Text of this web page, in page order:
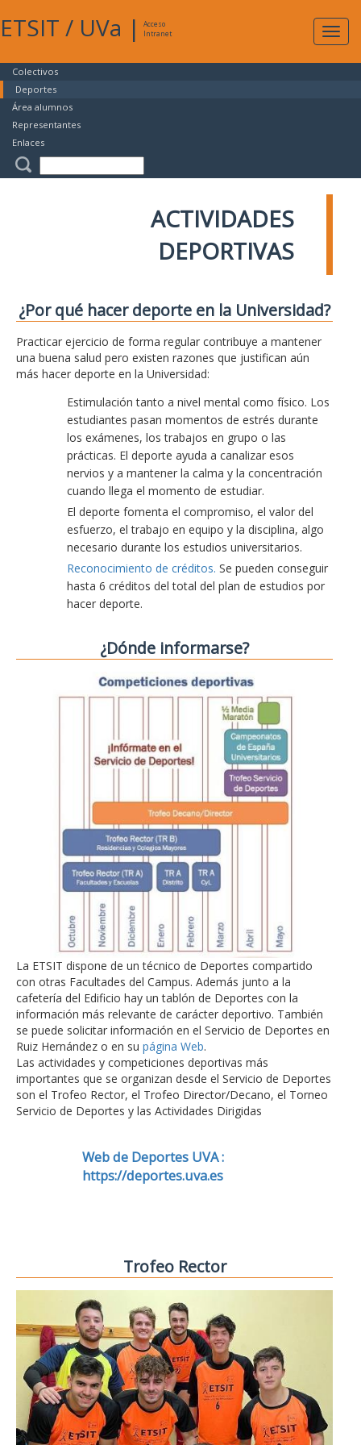
ETSIT / UVa |
Acceso
Intranet
Colectivos
Deportes
Área alumnos
Representantes
Enlaces
ACTIVIDADES
DEPORTIVAS
¿Por qué hacer deporte en la Universidad?
Practicar ejercicio de forma regular contribuye a mantener
una buena salud pero existen razones que justifican aún
más hacer deporte en la Universidad:
Estimulación tanto a nivel mental como físico. Los
estudiantes pasan momentos de estrés durante
los exámenes, los trabajos en grupo o las
prácticas. El deporte ayuda a canalizar esos
nervios y a mantener la calma y la concentración
cuando llega el momento de estudiar.
El deporte fomenta el compromiso, el valor del
esfuerzo, el trabajo en equipo y la disciplina, algo
necesario durante los estudios universitarios.
Reconocimiento de créditos. Se pueden conseguir
hasta 6 créditos del total del plan de estudios por
hacer deporte.
¿Dónde informarse?
La ETSIT dispone de un técnico de Deportes compartido
con otras Facultades del Campus. Además junto a la
cafetería del Edificio hay un tablón de Deportes con la
información más relevante de carácter deportivo. También
se puede solicitar información en el Servicio de Deportes en
Ruiz Hernández o en su página Web.
Las actividades y competiciones deportivas más
importantes que se organizan desde el Servicio de Deportes
son el Trofeo Rector, el Trofeo Director/Decano, el Torneo
Servicio de Deportes y las Actividades Dirigidas
Web de Deportes UVA :
https://deportes.uva.es
Trofeo Rector